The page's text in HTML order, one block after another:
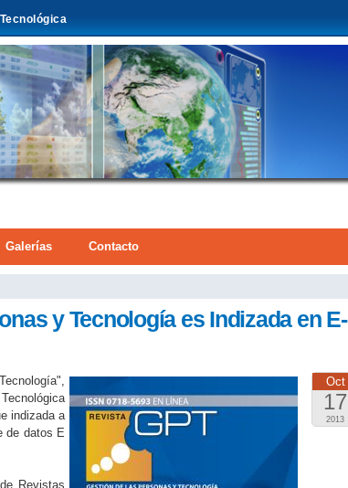
principal
Galerías Contacto
y Tecnología es Indizada en E-
Oct
17
2013
indizada a
de datos E
Revistas